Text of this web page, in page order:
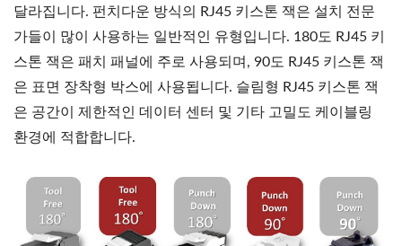
달라집니다. 펀치다운 방식의 RJ45 키스톤 잭은 설치 전문
가들이 많이 사용하는 일반적인 유형입니다. 180도 RJ45 키
스톤 잭은 패치 패널에 주로 사용되며, 90도 RJ45 키스톤 잭
은 표면 장착형 박스에 사용됩니다. 슬림형 RJ45 키스톤 잭
은 공간이 제한적인 데이터 센터 및 기타 고밀도 케이블링
환경에 적합합니다.